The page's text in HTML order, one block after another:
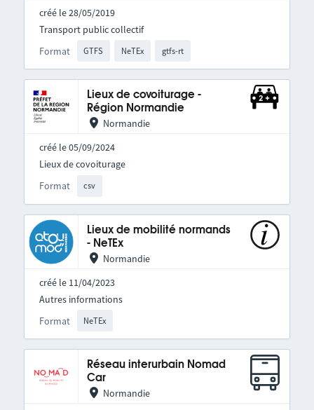
créé le 28/05/2019
Format GTFS NeTEx gtfs-rt
Transport public collectif
Lieux de covoiturage -
Région Normandie
Normandie
créé le 05/09/2024
Format csv
Lieux de covoiturage
Lieux de mobilité normands
- NeTEx
Normandie
créé le 11/04/2023
Format NeTEx
Autres informations
Réseau interurbain Nomad
Car
Normandie